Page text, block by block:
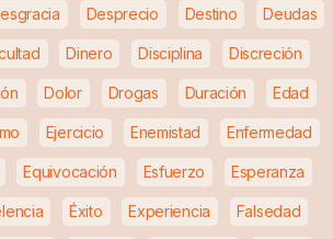
Desprecio Destino Deudas
Dinero Disciplina Discreción
Dolor Drogas Duración Edad
Ejercicio Enemistad Enfermedad
Equivocación Esfuerzo Esperanza
Éxito Experiencia Falsedad